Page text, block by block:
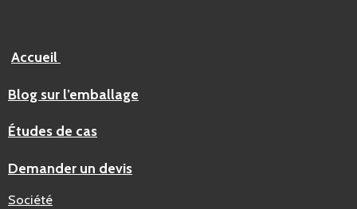
Accueil
Blog sur l’emballage
Études de cas
Demander un devis
Société